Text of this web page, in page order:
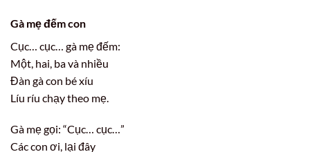
Gà mẹ đếm con
Cục… cục… gà mẹ đếm:
Một, hai, ba và nhiều
Đàn gà con bé xíu
Líu ríu chạy theo mẹ.
Gà mẹ gọi: “Cục… cục…”
Các con ơi, lại đây